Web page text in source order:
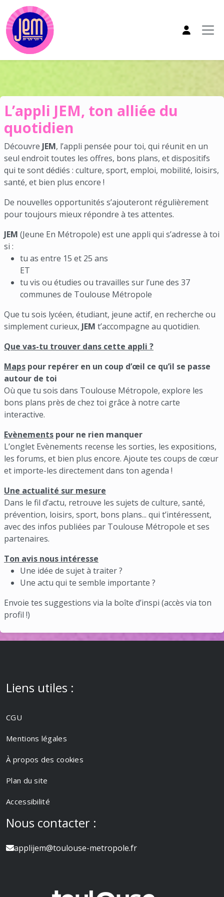
Aller au contenu principal
Appli JEM
L’appli JEM, ton alliée du
quotidien
Découvre JEM, l’appli pensée pour toi, qui réunit en un
seul endroit toutes les offres, bons plans, et dispositifs
qui te sont dédiés : culture, sport, emploi, mobilité, loisirs,
santé, et bien plus encore !
De nouvelles opportunités s’ajouteront régulièrement
pour toujours mieux répondre à tes attentes.
JEM (Jeune En Métropole) est une appli qui s’adresse à toi
si :
tu as entre 15 et 25 ans
ET
tu vis ou étudies ou travailles sur l’une des 37
communes de Toulouse Métropole
Que tu sois lycéen, étudiant, jeune actif, en recherche ou
simplement curieux, JEM t’accompagne au quotidien.
Que vas-tu trouver dans cette appli ?
Maps pour repérer en un coup d’œil ce qu’il se passe
autour de toi
Où que tu sois dans Toulouse Métropole, explore les
bons plans près de chez toi grâce à notre carte
interactive.
Evènements pour ne rien manquer
L’onglet Evènements recense les sorties, les expositions,
les forums, et bien plus encore. Ajoute tes coups de cœur
et importe-les directement dans ton agenda !
Une actualité sur mesure
Dans le fil d’actu, retrouve les sujets de culture, santé,
prévention, loisirs, sport, bons plans... qui t’intéressent,
avec des infos publiées par Toulouse Métropole et ses
partenaires.
Ton avis nous intéresse
Une idée de sujet à traiter ?
Une actu qui te semble importante ?
Envoie tes suggestions via la boîte d’inspi (accès via ton
profil !)
Liens utiles :
CGU
Mentions légales
À propos des cookies
Plan du site
Accessibilité
Nous contacter :
applijem@toulouse-metropole.fr